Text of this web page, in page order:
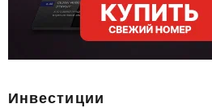
Инвестиции